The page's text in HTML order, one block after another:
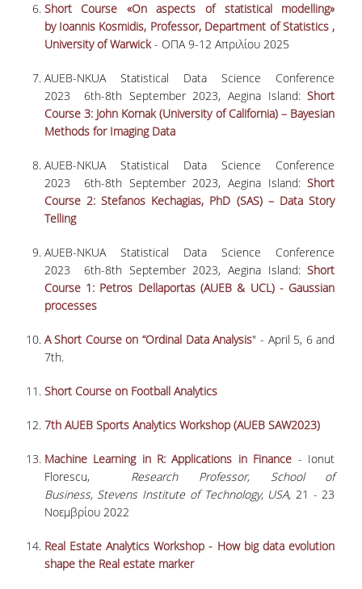
ΥΠΗΡΕΣΙΑ ΣΥΜΒΟΥΛΟΥ ΨΥΧΙΚΗΣ ΥΓΕΙΑΣ
CALENDARS
EVENT CALENDAR
CALENDAR ΕΡΓΑΣΤΗΡΙΟΥ ΑΝΤΩΝΙΑΔΟΥ
SOCIAL MEDIA
ΣΧΟΛΗ ΕΠΙΣΤΗΜΩΝ ΚΑΙ ΤΕΧΝΟΛΟΓΙΑΣ ΤΗΣ
ΠΛΗΡΟΦΟΡΙΑΣ
ΜΕΛΗ ΔΕΠ
ΕΡΓΑΣΤΗΡΙΑΚΟ ΔΙΔΑΚΤΙΚΟ ΠΡΟΣΩΠΙΚΟ
(Ε.ΔΙ.Π.)
ΕΙΔΙΚΟ ΤΕΧΝΙΚΟ ΕΡΓΑΣΤΗΡΙΑΚΟ ΠΡΟΣΩΠΙΚΟ
ΔΙΟΙΚΗΤΙΚΟ ΠΡΟΣΩΠΙΚΟ
ΜΕΤΑΔΙΔΑΚΤΟΡΕΣ
ΕΠΙΤΙΜΟΙ ΔΙΔΑΚΤΟΡΕΣ
ΜΗΤΡΩΑ ΤΜΗΜΑΤΟΣ
ΠΡΟΚΗΡΥΞΕΙΣ ΑΠΟΚΤΗΣΗΣ ΑΚΑΔΗΜΑΪΚΗΣ
Short Course «On aspects of statistical modelling»
by Ioannis Kosmidis, Professor, Department of Statistics ,
University of Warwick- ΟΠΑ 9-12 Απριλίου 2025
AUEB-NKUA Statistical Data Science Conference
2023 6th-8th September 2023, Aegina Island:Short
Course 3: John Kornak (University of California) – Bayesian
Methods for Imaging Data
AUEB-NKUA Statistical Data Science Conference
2023 6th-8th September 2023, Aegina Island:Short
Course2: Stefanos Kechagias, PhD (SAS) – Data Story
Telling
AUEB-NKUA Statistical Data Science Conference
2023 6th-8th September 2023, Aegina Island:Short
Course 1: Petros Dellaportas (AUEB & UCL) - Gaussian
processes
A Short Course on “Ordinal Data Analysis" - April 5, 6 and
7th.
Short Course on Football Analytics
7th AUEB Sports Analytics Workshop (AUEB SAW2023)
Machine Learning in R: Applications in Finance - Ionut
Florescu,
Research Professor, School of
Business, Stevens Institute of Technology, USA, 21 - 23
Νοεμβρίου 2022
Real Estate Analytics Workshop - How big data evolution
shape the Real estate marker